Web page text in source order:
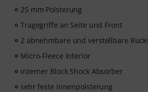
25 mm Polsterung
Tragegriffe an Seite und Front
2 abnehmbare und verstellbare
Micro-Fleece Interior
interner Block Shock Absorber
sehr feste Innenpolsterung